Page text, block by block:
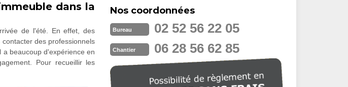
dans la
de l'été. En effet, des
des professionnels
beaucoup d'expérience en
Pour recueillir les
Nos coordonnées
Bureau 02 52 56 22 05
Chantier 06 28 56 62 85